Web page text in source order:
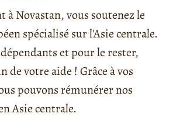
à Novastan, vous soutenez le
spécialisé sur l'Asie centrale.
et pour le rester,
de votre aide ! Grâce à vos
pouvons rémunérer nos
Asie centrale.